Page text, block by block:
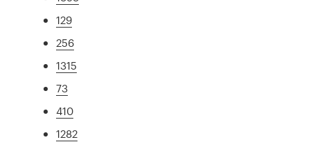
129
256
1315
73
410
1282